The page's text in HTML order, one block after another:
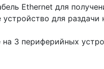
Ethernet для
для раздачи
3 периферийных